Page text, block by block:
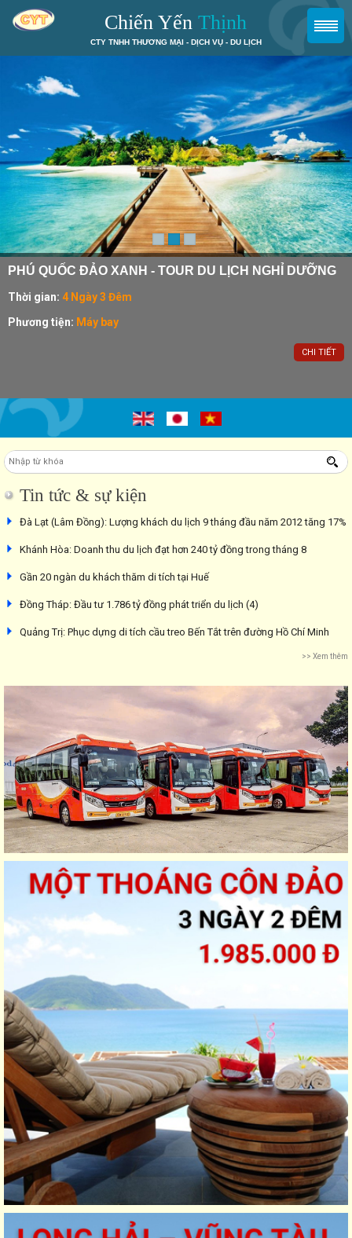
Chiến YếnThịnh
CTY TNHH THƯƠNG MẠI - DỊCH VỤ - DU LỊCH
TP HỒ CHÍ MINH - VŨNG TẦU - BÌNH CHÂU
Xuất phát từ:TP Hồ Chí Minh
Kết thúc ở: TP Hồ Chí Minh
CHI TIẾT
Tin tức & sự kiện
Đà Lạt (Lâm Đồng): Lượng khách du lịch 9 tháng đầu năm 2012 tăng 17%
Khánh Hòa: Doanh thu du lịch đạt hơn 240 tỷ đồng trong tháng 8
Gần 20 ngàn du khách thăm di tích tại Huế
Đồng Tháp: Đầu tư 1.786 tỷ đồng phát triển du lịch (4)
Quảng Trị: Phục dựng di tích cầu treo Bến Tắt trên đường Hồ Chí Minh
>> Xem thêm